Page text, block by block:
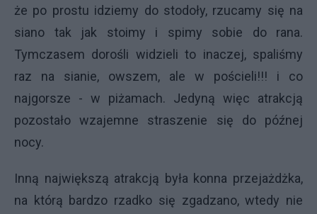
że po prostu idziemy do stodoły, rzucamy się na
siano tak jak stoimy i spimy sobie do rana.
Tymczasem dorośli widzieli to inaczej, spaliśmy
raz na sianie, owszem, ale w pościeli!!! i co
najgorsze - w piżamach. Jedyną więc atrakcją
pozostało wzajemne straszenie się do późnej
nocy.
Inną największą atrakcją była konna przejażdżka,
na którą bardzo rzadko się zgadzano, wtedy nie